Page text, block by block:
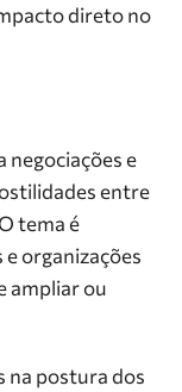
direto no
negociações e
entre
tema é
organizações
ampliar ou
na postura dos